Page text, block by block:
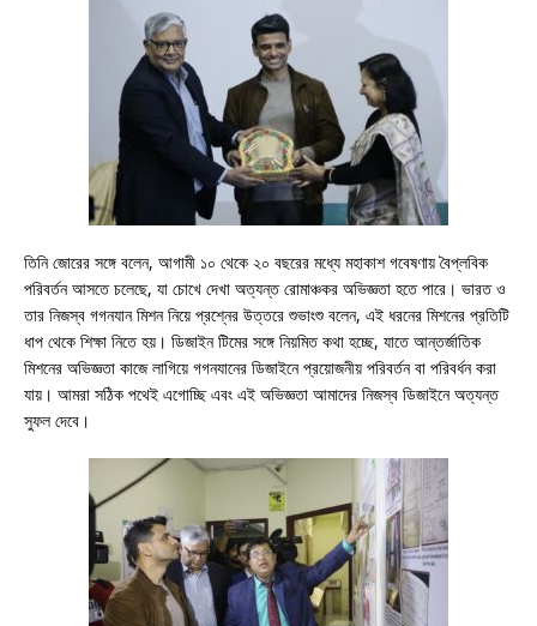
তিনি জোরের সঙ্গে বলেন, আগামী ১০ থেকে ২০ বছরের মধ্যে মহাকাশ গবেষণায় বৈপ্লবিক
পরিবর্তন আসতে চলেছে, যা চোখে দেখা অত্যন্ত রোমাঞ্চকর অভিজ্ঞতা হতে পারে। ভারত ও
তার নিজস্ব গগনযান মিশন নিয়ে প্রশ্নের উত্তরে শুভাংশু বলেন, এই ধরনের মিশনের প্রতিটি
ধাপ থেকে শিক্ষা নিতে হয়। ডিজাইন টিমের সঙ্গে নিয়মিত কথা হচ্ছে, যাতে আন্তর্জাতিক
মিশনের অভিজ্ঞতা কাজে লাগিয়ে গগনযানের ডিজাইনে প্রয়োজনীয় পরিবর্তন বা পরিবর্ধন করা
যায়। আমরা সঠিক পথেই এগোচ্ছি এবং এই অভিজ্ঞতা আমাদের নিজস্ব ডিজাইনে অত্যন্ত
সুফল দেবে।